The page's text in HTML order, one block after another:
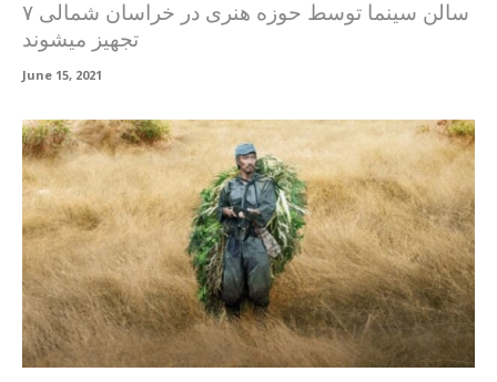
۷ سالن سینما توسط حوزه هنری در خراسان شمالی
تجهیز میشوند
June 15, 2021